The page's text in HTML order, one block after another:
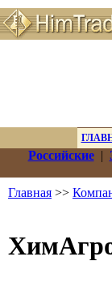
Российские|
Главная >>